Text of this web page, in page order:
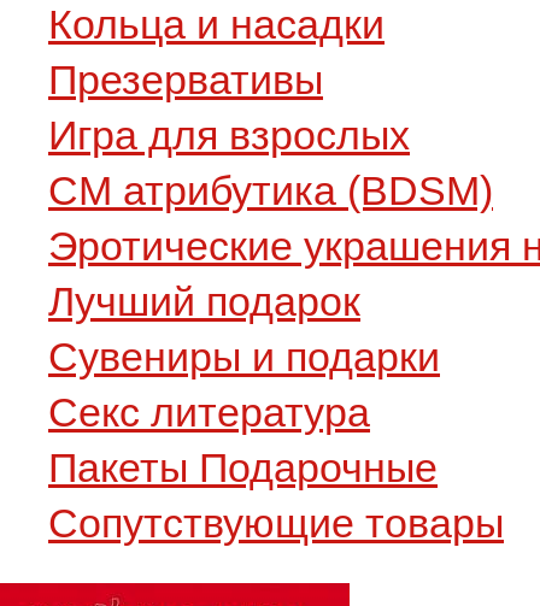
Кольца и насадки
Презервативы
Игра для взрослых
СМ атрибутика (BDSM)
Эротические украшения
Лучший подарок
Сувениры и подарки
Секс литература
Пакеты Подарочные
Сопутствующие товары